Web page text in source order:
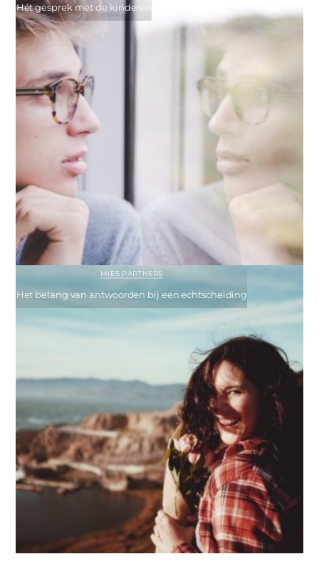
Hét gesprek met de kinderen
MIES PARTNERS
Het belang van antwoorden bij een echtscheiding